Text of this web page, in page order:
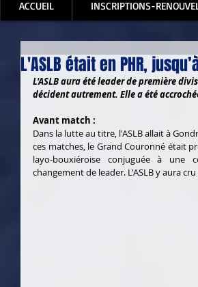
ACCUEIL INSCRIPTIONS-
L'ASLB était en PHR,
L'ASLB aura été leader de première
décident autrement. Elle a été
Avant match :
Dans la lutte au titre, l'ASLB allait à
ces matches, le Grand Couronné était
layo-bouxiéroise conjuguée à une
changement de leader. L'ASLB y aura